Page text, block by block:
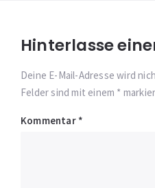
Hinterlasse
Deine E-Mail-Adresse wird
Felder sind mit einem *
Kommentar *